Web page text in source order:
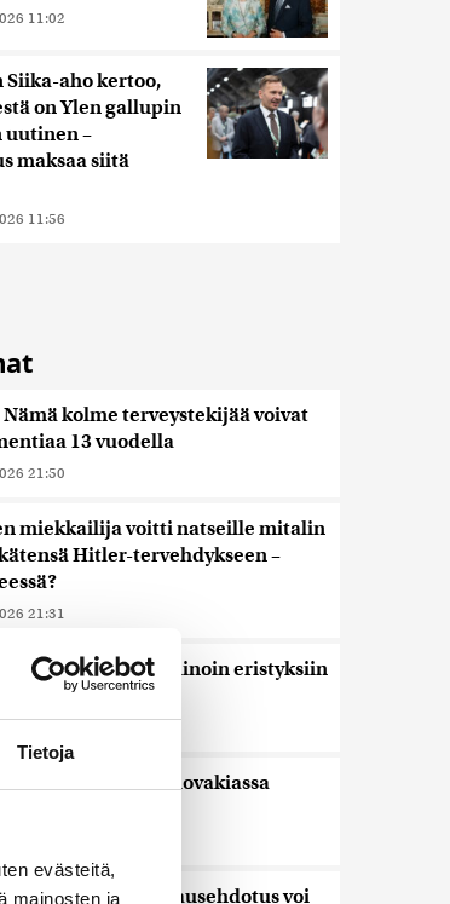
Tietoja
evästeitä,
mainosten ja
11:02
Siika-aho kertoo,
on Ylen gallupin
–
maksaa siitä
11:56
kolme terveystekijää voivat
13 vuodella
21:50
miekkailija voitti natseille mitalin
Hitler-tervehdykseen –
21:31
löydettiin muinoin eristyksiin
meni uusiksi Slovakiassa
leikkausehdotus voi